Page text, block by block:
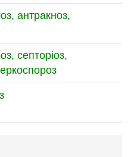
антракноз,
септоріоз,